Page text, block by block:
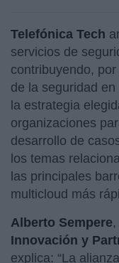
Telefónica Tech
servicios de
contribuyendo,
de la seguridad
la estrategia
organizaciones
desarrollo de
los temas
las principales
multicloud más
Alberto Sempere,
Innovación y
explica: “La